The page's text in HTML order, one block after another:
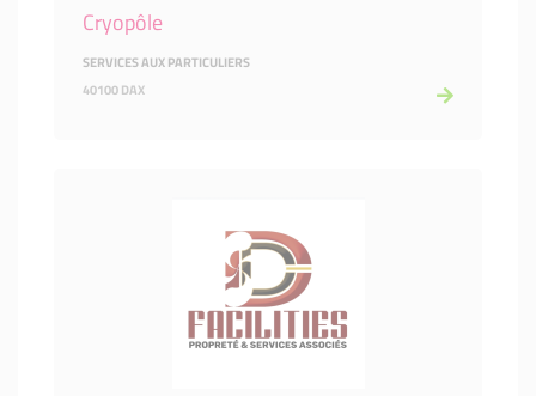
Cryopôle
SERVICES AUX PARTICULIERS
40100 DAX